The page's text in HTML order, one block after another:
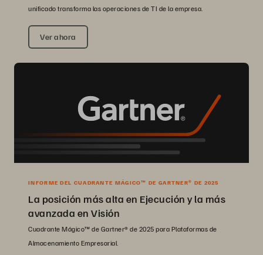
unificado transforma las operaciones de TI de la empresa.
Ver ahora
INFORME DEL CUADRANTE MÁGICO™ DE GARTNER® DE 2025
La posición más alta en Ejecución y la más
avanzada en Visión
Cuadrante Mágico™ de Gartner® de 2025 para Plataformas de
Almacenamiento Empresarial.